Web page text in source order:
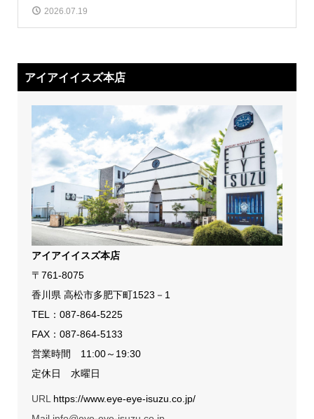
2026.07.19
アイアイイスズ本店
アイアイイスズ本店
〒761-8075
香川県 高松市多肥下町1523－1
TEL： 087-864-5225
FAX：087-864-5133
営業時間 11:00～19:30
定休日 水曜日
URL https://www.eye-eye-isuzu.co.jp/